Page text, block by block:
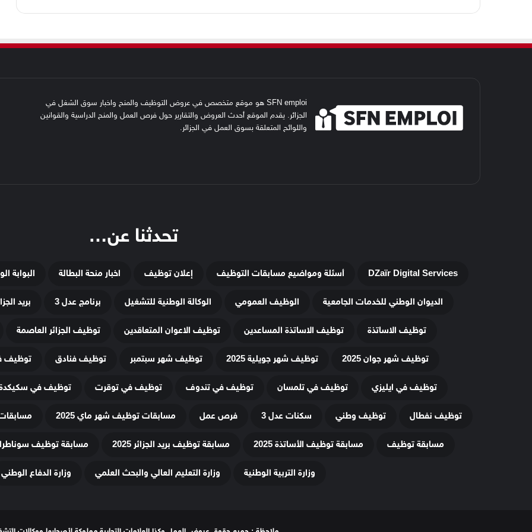
SFN emploi هو موقع متخصص في عروض التوظيف والمنح واخبار سوق الشغل في
الجزائر. يقدم الموقع أحدث العروض والتقارير حول فرص العمل والمنح الدراسية والقوانين
واللوائح المتعلقة بسوق العمل في الجزائر.
تحدثنا عن…
DZaïr Digital Services أسئلة ومواضيع مسابقات التوظيف إعلان توظيف اخبار منحة البطالة البوابة
الديوان الوطني للخدمات الجامعية الوظيف العمومي الوكالة الوطنية للتشغيل برنامج عدل 3 بريد
توظيف الاساتذة توظيف الاساتذة المساعدين توظيف الاعوان المتعاقدين توظيف الجزائر العاصمة
توظيف شهر جوان 2025 توظيف شهر جويلية 2025 توظيف شهر سبتمبر توظيف فنادق توظيف
توظيف في ايليزي توظيف في تلمسان توظيف في تندوف توظيف في توقرت توظيف في
توظيف نفطال توظيف وطني سكنات عدل 3 فرص عمل مسابقات توظيف شهر ماي 2025
مسابقة توظيف مسابقة توظيف الأساتذة 2025 مسابقة توظيف بريد الجزائر 2025 مسابقة توظيف سوناطراك
وزارة التربية الوطنية وزارة التعليم العالي والبحث العلمي وزارة الدفاع الوطني